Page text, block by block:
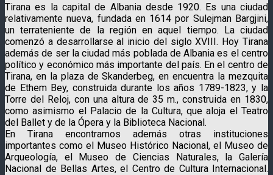
Tirana es la capital de Albania desde 1920. Es una ciudad
relativamente nueva, fundada en 1614 por Sulejman Bargjini,
un terrateniente de la región en aquel tiempo. La ciudad
comenzó a desarrollarse al inicio del siglo XVIII. Hoy Tirana
además de ser la ciudad más poblada de Albania es el centro
político y económico más importante del país. En el centro de
Tirana, en la plaza de Skanderbeg, en encuentra la mezquita
de Ethem Bey, construida durante los años 1789-1823, y la
Torre del Reloj, con una altura de 35 m., construida en 1830,
como asimismo el Palacio de la Cultura, que aloja el Teatro
del Ballet y de la Ópera y la Biblioteca Nacional.
En Tirana encontramos además otras instituciones
importantes como el Museo Histórico Nacional, el Museo de
Arqueología, el Museo de Ciencias Naturales, la Galería
Nacional de Bellas Artes, el Centro de Cultura Internacional.